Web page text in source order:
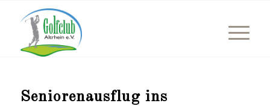
Seniorenausflug ins